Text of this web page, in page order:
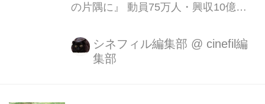
の片隅に』 動員75万人・興収10億円
での拡大公開決定！ 2017年も勢いが
止まらない！ 片渕須直監督が6年の歳
シネフィル編集部 @ cinefil編
集部